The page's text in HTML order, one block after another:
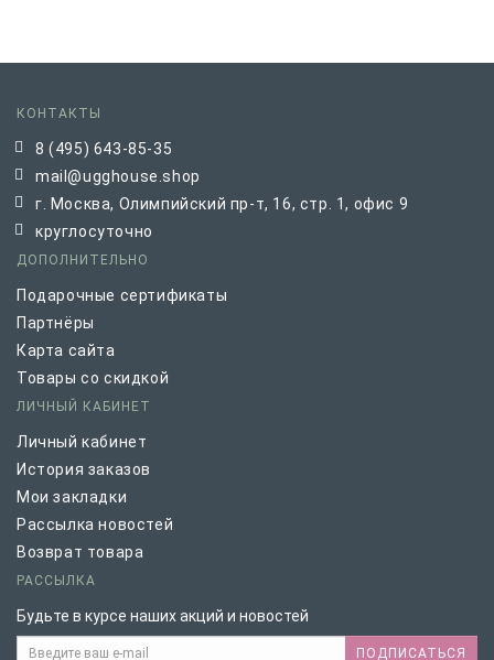
КОНТАКТЫ
8 (495) 643-85-35
mail@ugghouse.shop
г. Москва, Олимпийский пр-т, 16, стр. 1, офис 9
круглосуточно
ДОПОЛНИТЕЛЬНО
Подарочные сертификаты
Партнёры
Карта сайта
Товары со скидкой
ЛИЧНЫЙ КАБИНЕТ
Личный кабинет
История заказов
Мои закладки
Рассылка новостей
Возврат товара
РАССЫЛКА
Будьте в курсе наших акций и новостей
ПОДПИСАТЬСЯ